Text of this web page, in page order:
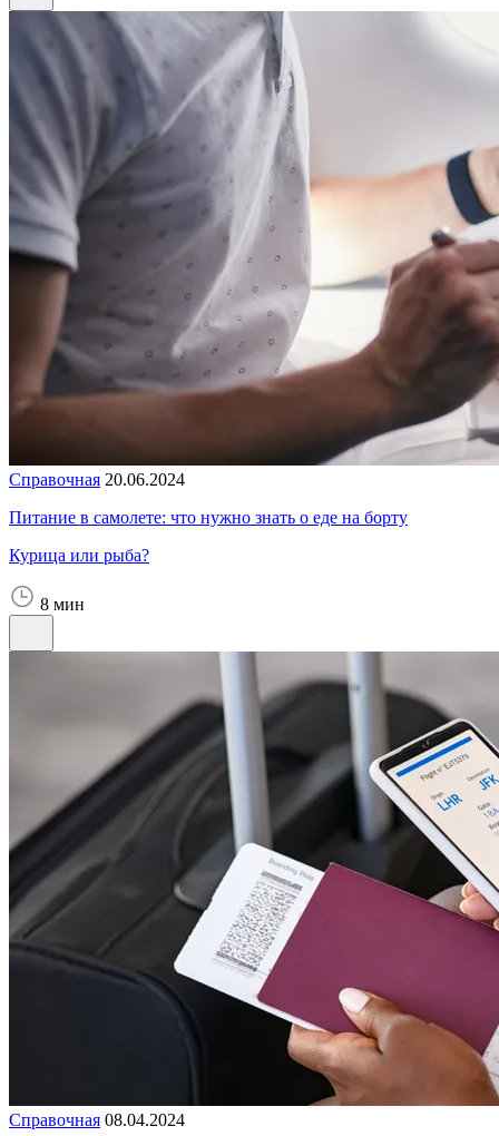
Справочная 20.06.2024
Питание в самолете: что нужно знать о еде на борту
Курица или рыба?
8 мин
Справочная 08.04.2024